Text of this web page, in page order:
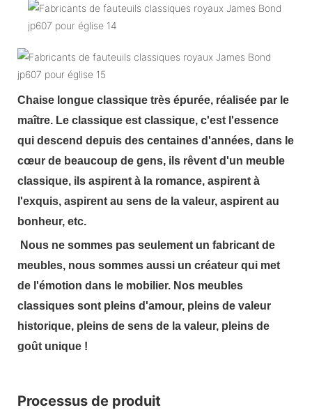
Chaise longue classique très épurée, réalisée par le
maître. Le classique est classique, c'est l'essence
qui descend depuis des centaines d'années, dans le
cœur de beaucoup de gens, ils rêvent d'un meuble
classique, ils aspirent à la romance, aspirent à
l'exquis, aspirent au sens de la valeur, aspirent au
bonheur, etc.
Nous ne sommes pas seulement un fabricant de
meubles, nous sommes aussi un créateur qui met
de l'émotion dans le mobilier. Nos meubles
classiques sont pleins d'amour, pleins de valeur
historique, pleins de sens de la valeur, pleins de
goût unique !
Processus de produit